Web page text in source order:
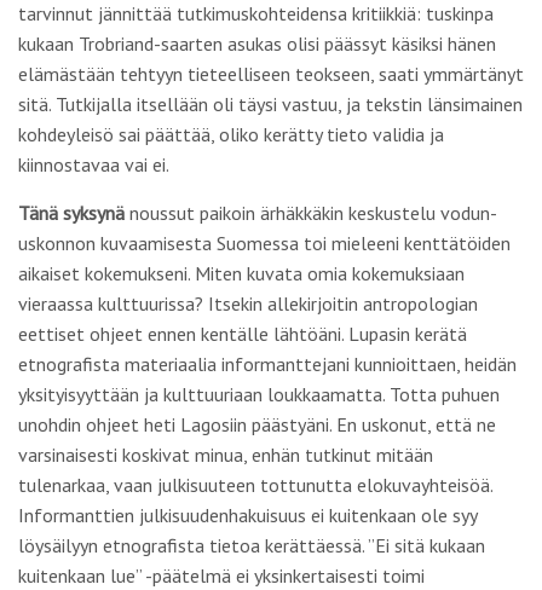
tarvinnut jännittää tutkimuskohteidensa kritiikkiä: tuskinpa
kukaan Trobriand-saarten asukas olisi päässyt käsiksi hänen
elämästään tehtyyn tieteelliseen teokseen, saati ymmärtänyt
sitä. Tutkijalla itsellään oli täysi vastuu, ja tekstin länsimainen
kohdeyleisö sai päättää, oliko kerätty tieto validia ja
kiinnostavaa vai ei.
Tänä syksynä noussut paikoin ärhäkkäkin keskustelu vodun-
uskonnon kuvaamisesta Suomessa toi mieleeni kenttätöiden
aikaiset kokemukseni. Miten kuvata omia kokemuksiaan
vieraassa kulttuurissa? Itsekin allekirjoitin antropologian
eettiset ohjeet ennen kentälle lähtöäni. Lupasin kerätä
etnografista materiaalia informanttejani kunnioittaen, heidän
yksityisyyttään ja kulttuuriaan loukkaamatta. Totta puhuen
unohdin ohjeet heti Lagosiin päästyäni. En uskonut, että ne
varsinaisesti koskivat minua, enhän tutkinut mitään
tulenarkaa, vaan julkisuuteen tottunutta elokuvayhteisöä.
Informanttien julkisuudenhakuisuus ei kuitenkaan ole syy
löysäilyyn etnografista tietoa kerättäessä. ”Ei sitä kukaan
kuitenkaan lue” -päätelmä ei yksinkertaisesti toimi